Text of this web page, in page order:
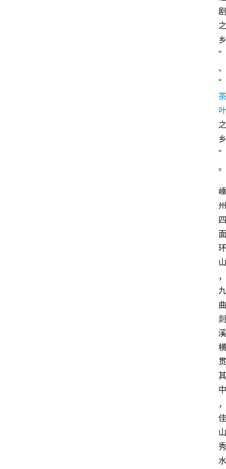
剧
之
乡
”
、
“
茶
叶
之
乡
”
。
嵊
州
四
面
环
山
，
九
曲
剡
溪
横
贯
其
中
，
佳
山
秀
水